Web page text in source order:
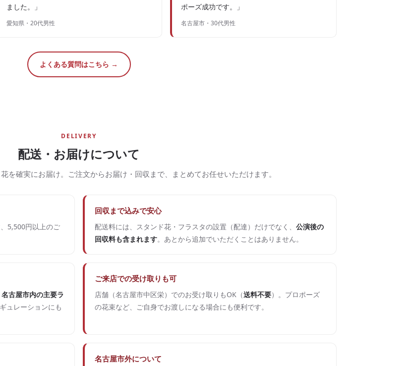
ました。」
愛知県・20代男性
ポーズ成功です。」
名古屋市・30代男性
よくある質問はこちら →
DELIVERY
配送・お届けについて
を確実にお届け。ご注文からお届け・回収まで、まとめてお任せいただけます。
5,500円以上のご
回収まで込みで安心
配送料には、スタンド花・フラスタの設置（配達）だけでなく、 公演後の
回収料も含まれます。あとから追加でいただくことはありません。
名古屋市内の主要ラ
ュレーションにも
ご来店での受け取りも可
店舗（名古屋市中区栄）でのお受け取りもOK（送料不要）。プロポーズ
の花束など、ご自身でお渡しになる場合にも便利です。
名古屋市外について